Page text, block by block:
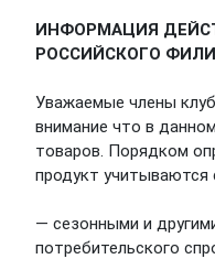
ИНФОРМАЦИЯ
РОССИЙСКОГО
Уважаемые члены
внимание что в
товаров. Порядком
продукт учитываются
— сезонными и
потребительского